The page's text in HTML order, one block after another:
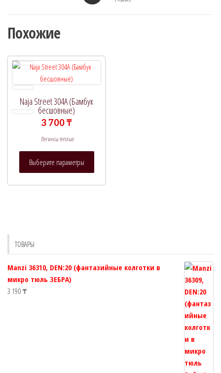
Похожие
Naja Street 304A (Бамбук
бесшовные)
3 700₸
Легинсы теплые
Выберите параметры
Этот
товара.
ТОВАРЫ
Manzi 36310, DEN:20 (фантазийные колготки в
микро тюль ЗЕБРА)
3 190 ₸